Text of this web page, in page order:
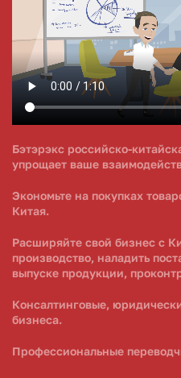
Бэтэрэкс российско-
упрощает ваше
Экономьте на покупках
Китая.
Расширяйте свой бизнес с
производство, наладить
выпуске продукции,
Консалтинговые,
бизнеса.
Профессиональные